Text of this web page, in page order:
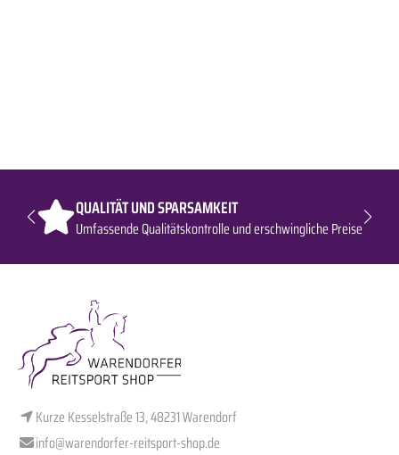
QUALITÄT UND SPARSAMKEIT
Umfassende Qualitätskontrolle und erschwingliche Preise
Kurze Kesselstraße 13, 48231 Warendorf
info@warendorfer-reitsport-shop.de